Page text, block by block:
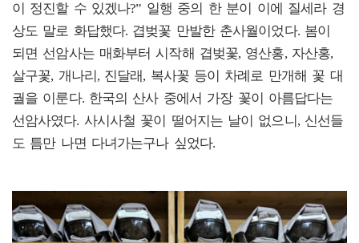
이 정진할 수 있겠나?” 일행 중의 한 분이 이에 질세라 경
상도 말로 화답했다. 겹벚꽃 만발한 춘사월이었다. 봄이
되면 선암사는 매화부터 시작해 겹벚꽃, 영산홍, 자산홍,
살구꽃, 개나리, 진달래, 복사꽃 등이 차례로 만개해 꽃 대
궐을 이룬다. 한국의 산사 중에서 가장 꽃이 아름답다는
선암사였다. 사시사철 꽃이 떨어지는 날이 없으니, 신선들
도 틈만 나면 다녀가는구나 싶었다.